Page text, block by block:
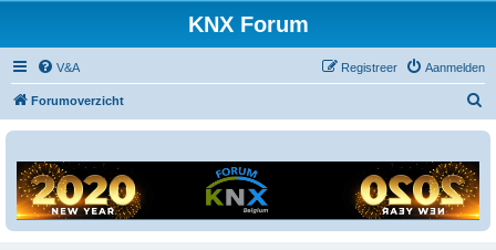
KNX Forum
V&A Aanmelden
Registreer
Forumoverzicht